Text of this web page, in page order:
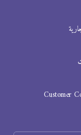
Customer